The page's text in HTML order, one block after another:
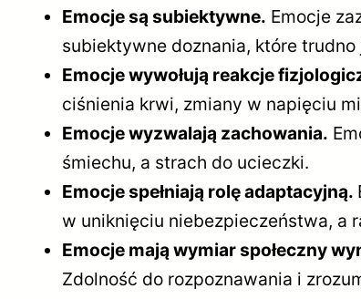
Emocje są subiektywne. Emocje
subiektywne doznania, które
Emocje wywołują reakcje
ciśnienia krwi, zmiany w napięciu
Emocje wyzwalają zachowania.
śmiechu, a strach do ucieczki.
Emocje spełniają rolę adaptacyjną.
w uniknięciu niebezpieczeństwa, a
Emocje mają wymiar społeczny
Zdolność do rozpoznawania i